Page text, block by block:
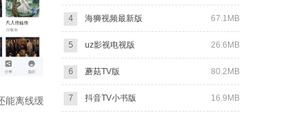
能离线缓
4 67.1MB
海狮视频最新版
5 26.6MB
uz影视电视版
6 80.2MB
蘑菇TV版
7 16.9MB
抖音TV小书版